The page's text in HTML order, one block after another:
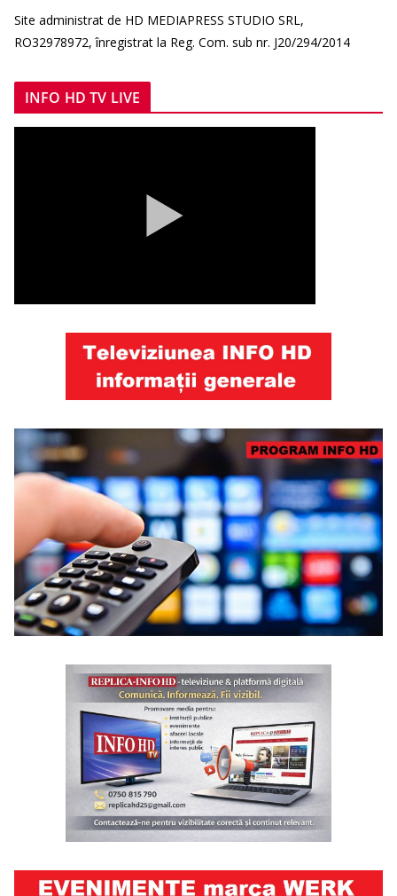
Site administrat de HD MEDIAPRESS STUDIO SRL,
RO32978972, înregistrat la Reg. Com. sub nr. J20/294/2014
INFO HD TV LIVE